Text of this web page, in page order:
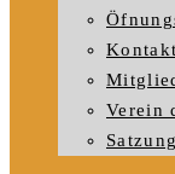
Kontakt
Verein
Satzung